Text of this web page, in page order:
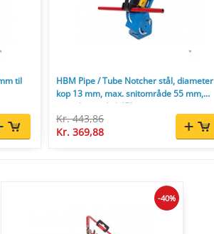
til
HBM Pipe / Tube Notcher stål, diameter
kop 13 mm, max. snitområde 55 mm,
justerbar vinkel 45°.
Kr. 443,86
Kr. 369,88
-40%